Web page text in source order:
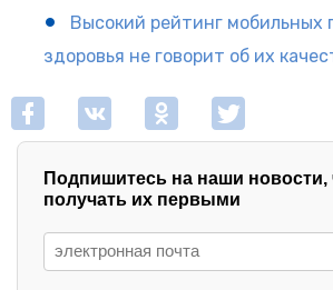
Высокий рейтинг мобильных
здоровья не говорит об их
Подпишитесь на наши новости,
получать их первыми